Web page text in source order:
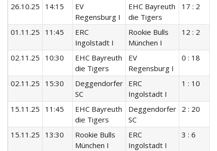
26.10.25 14:15
EV
Regensburg I
EHC Bayreuth
die Tigers
17 : 2
01.11.25 11:45
ERC
Ingolstadt I
Rookie Bulls
München I
12 : 2
02.11.25 10:30
EHC Bayreuth
die Tigers
EV
Regensburg I
0 : 18
02.11.25 15:30
Deggendorfer
SC
ERC
Ingolstadt I
1 : 10
15.11.25 11:45
EHC Bayreuth
die Tigers
Deggendorfer
SC
2 : 20
15.11.25 13:30
Rookie Bulls
München I
ERC
Ingolstadt I
3 : 6